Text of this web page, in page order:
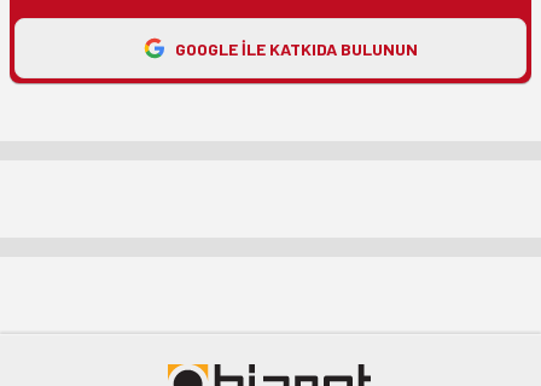
GOOGLE ILE KATKIDA BULUNUN